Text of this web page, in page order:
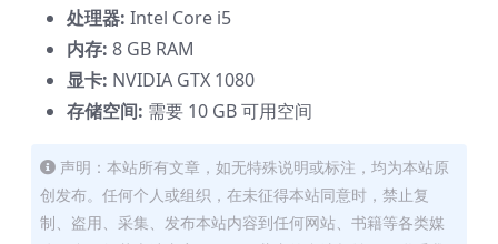
处理器: Intel Core i5
内存: 8 GB RAM
显卡: NVIDIA GTX 1080
存储空间: 需要 10 GB 可用空间
声明：本站所有文章，如无特殊说明或标注，均为本站原
创发布。任何个人或组织，在未征得本站同意时，禁止复
制、盗用、采集、发布本站内容到任何网站、书籍等各类媒